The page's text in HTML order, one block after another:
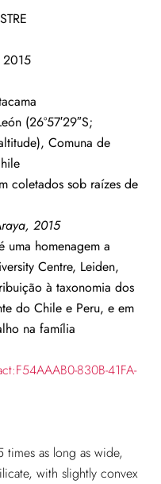
(26°57′29″S;
Comuna de
coletados sob raízes de
2015
uma homenagem a
Centre, Leiden,
à taxonomia dos
do Chile e Peru, e em
na família
830B-41FA-
times as long as wide,
with slightly convex